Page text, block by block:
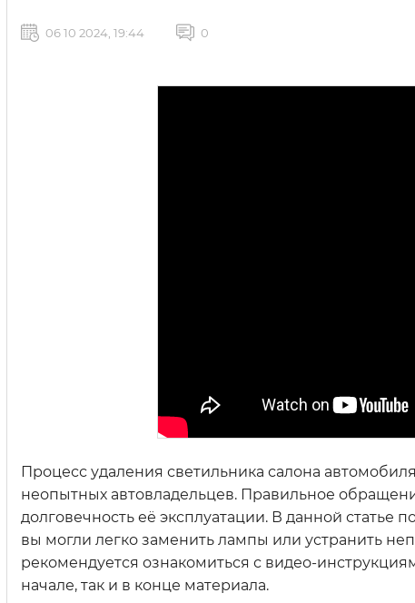
06 10 2024, 19:44 0
Процесс удаления светильника салона
неопытных автовладельцев. Правильное
долговечность её эксплуатации. В данной
вы могли легко заменить лампы или устранить
рекомендуется ознакомиться с видео-
начале, так и в конце материала.